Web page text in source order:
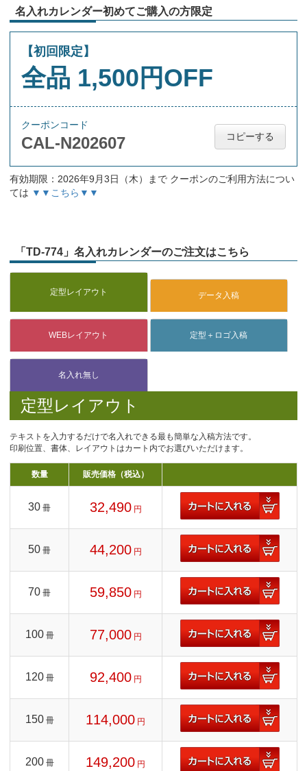
名入れカレンダー初めてご購入の方限定
【初回限定】
全品 1,500円OFF
クーポンコード
CAL-N202607 コピーする
有効期限：2026年9月3日（木）まで クーポンのご利用方法につい
ては ▼▼こちら▼▼
「TD-774」名入れカレンダーのご注文はこちら
定型レイアウト
テキストを入力するだけで名入れできる最も簡単な入稿方法です。
印刷位置、書体、レイアウトはカート内でお選びいただけます。
数量 販売価格（税込）
30 冊 32,490 円
50 冊 44,200 円
70 冊 59,850 円
100 冊 77,000 円
120 冊 92,400 円
150 冊 114,000 円
200 冊 149,200 円